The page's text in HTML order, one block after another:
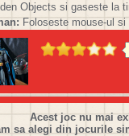
Objects si gaseste la
Foloseste mouse-ul
Acest joc nu mai
sa alegi din jocurile